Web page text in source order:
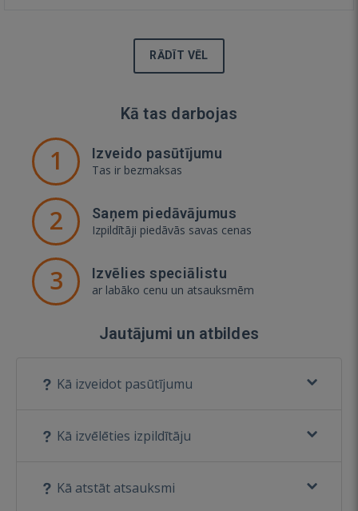
RĀDĪT VĒL
Kā tas darbojas
1 Izveido pasūtījumu
Tas ir bezmaksas
2 Saņem piedāvājumus
Izpildītāji piedāvās savas cenas
3 Izvēlies speciālistu
ar labāko cenu un atsauksmēm
Jautājumi un atbildes
Kā izveidot pasūtījumu
Kā izvēlēties izpildītāju
Kā atstāt atsauksmi